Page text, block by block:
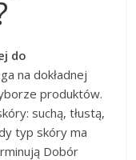
do
na dokładnej
produktów.
suchą, tłustą,
typ skóry ma
Dobór